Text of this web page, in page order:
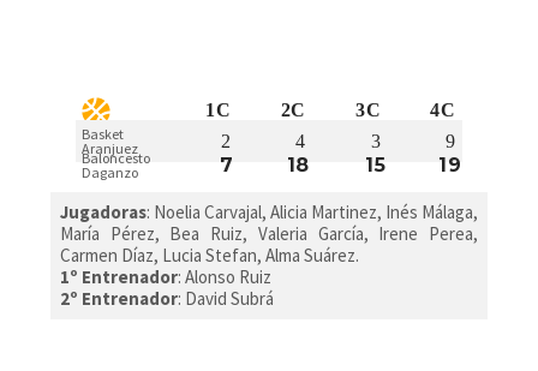
1C 2C 3C 4C
Basket
Aranjuez
2 4 3 9
Baloncesto
Daganzo
7 18 15 19
Jugadoras: Noelia Carvajal, Alicia Martinez, Inés Málaga,
María Pérez, Bea Ruiz, Valeria García, Irene Perea,
Carmen Díaz, Lucia Stefan, Alma Suárez.
1º Entrenador: Alonso Ruiz
2º Entrenador: David Subrá